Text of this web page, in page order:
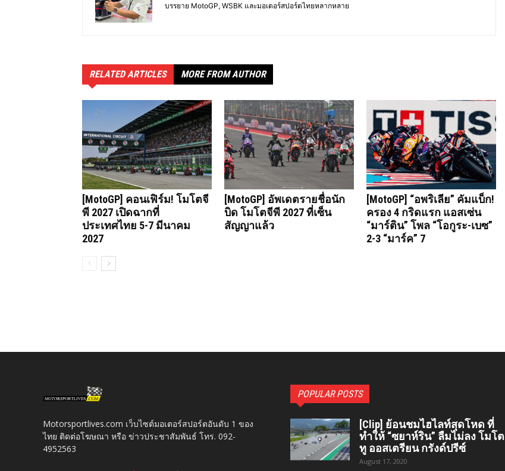
บรรยาย MotoGP, WSBK และมอเตอร์สปอร์ตไทยหลากหลาย
RELATED ARTICLES MORE FROM AUTHOR
[MotoGP] คอนเฟิร์ม! โมโตจี
พี 2027 เปิดฉากที่
ประเทศไทย 5-7 มีนาคม
2027
[MotoGP] อัพเดตรายชื่อนัก
บิด โมโตจีพี 2027 ที่เซ็น
สัญญาแล้ว
[MotoGP] “อพริเลีย” คัมแบ็ก!
ครอง 4 กริดแรก แอสเซ่น
“มาร์ติน” โพล “โอกูระ-เบซ”
2-3 “มาร์ค” 7
Motorsportlives.com เว็บไซต์มอเตอร์สปอร์ตอันดับ 1 ของ
ไทย ติดต่อโฆษณา หรือ ข่าวประชาสัมพันธ์ โทร. 092-
4952563
POPULAR POSTS
[Clip] ย้อนชมไฮไลท์สุดโหด ที่
ทำให้ “ซยาห์ริน” ลืมไม่ลง โมโต
ทู ออสเตรียน กรังด์ปรีซ์
August 17, 2020